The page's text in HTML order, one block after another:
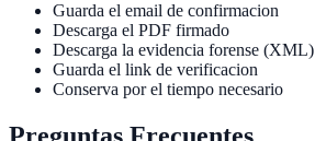
Guarda el email de confirmacion
Descarga el PDF firmado
Descarga la evidencia forense (XML)
Guarda el link de verificacion
Conserva por el tiempo necesario